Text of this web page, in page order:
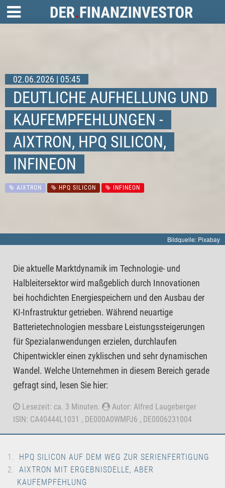
02.06.2026 | 05:45
DEUTLICHE AUFHELLUNG UND
KAUFEMPFEHLUNGEN -
AIXTRON, HPQ SILICON,
INFINEON
AIXTRON HPQ SILICON INFINEON
Bildquelle: Pixabay
Die aktuelle Marktdynamik im Technologie- und
Halbleitersektor wird maßgeblich durch Innovationen
bei hochdichten Energiespeichern und den Ausbau der
KI-Infrastruktur getrieben. Während neuartige
Batterietechnologien messbare Leistungssteigerungen
für Spezialanwendungen erzielen, durchlaufen
Chipentwickler einen zyklischen und sehr dynamischen
Wandel. Welche Unternehmen in diesem Bereich gerade
gefragt sind, lesen Sie hier:
Lesezeit: ca. 3 Minuten.
Autor: Alfred Laugeberger
ISIN: CA40444L1031 , DE000A0WMPJ6 , DE0006231004
HPQ SILICON AUF DEM WEG ZUR SERIENFERTIGUNG
AIXTRON MIT ERGEBNISDELLE, ABER
KAUFEMPFEHLUNG